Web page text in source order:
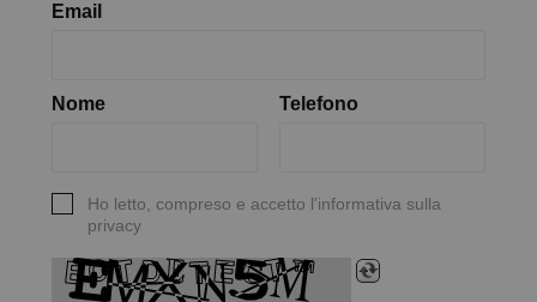
Email
Nome Telefono
Ho letto, compreso e accetto l'informativa sulla
privacy